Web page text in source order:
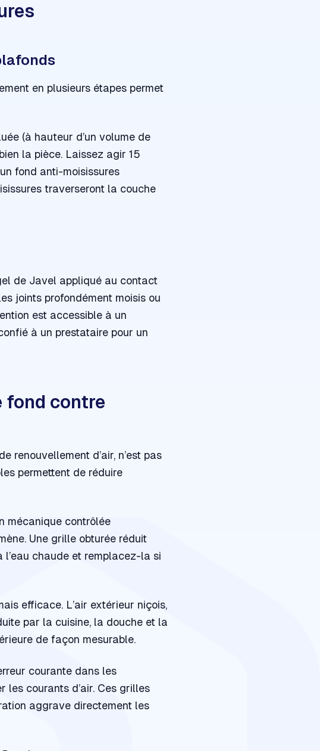
en plusieurs étapes permet
(à hauteur d’un volume de
la pièce. Laissez agir 15
fond anti-moisissures
traverseront la couche
de Javel appliqué au contact
joints profondément moisis ou
est accessible à un
à un prestataire pour un
fond contre
renouvellement d’air, n’est pas
permettent de réduire
mécanique contrôlée
Une grille obturée réduit
chaude et remplacez-la si
efficace. L’air extérieur niçois,
par la cuisine, la douche et la
de façon mesurable.
courante dans les
les courants d’air. Ces grilles
aggrave directement les